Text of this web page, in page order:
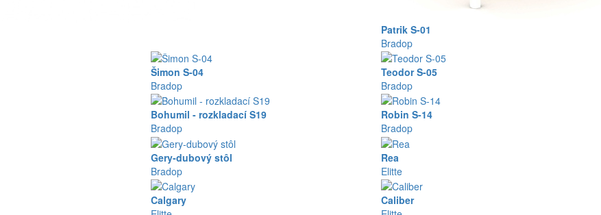
Patrik S-01
Bradop
Šimon S-04
Bradop
Teodor S-05
Bradop
Bohumil - rozkladací S19
Bradop
Robin S-14
Bradop
Gery-dubový stôl
Bradop
Rea
Elitte
Calgary
Caliber